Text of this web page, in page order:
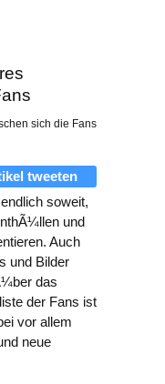
tweeten
soweit,
und
Auch
und Bilder
das
der Fans ist
vor allem
neue